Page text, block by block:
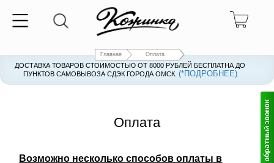
Главная Оплата
ДОСТАВКА ТОВАРОВ СТОИМОСТЬЮ ОТ 8000 РУБЛЕЙ БЕСПЛАТНА ДО
ПУНКТОВ САМОВЫВОЗА СДЭК ГОРОДА ОМСК. (*ПОДРОБНЕЕ)
Оплата
Возможно несколько способов оплаты в